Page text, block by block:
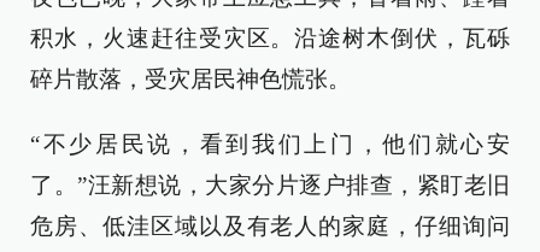
积水，火速赶往受灾区。沿途树木倒伏，瓦砾
碎片散落，受灾居民神色慌张。
“不少居民说，看到我们上门，他们就心安
了。”汪新想说，大家分片逐户排查，紧盯老旧
危房、低洼区域以及有老人的家庭，仔细询问